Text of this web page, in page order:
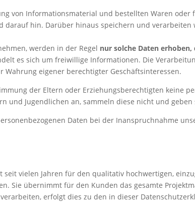
von Informationsmaterial und bestellten Waren
darauf hin. Darüber hinaus speichern und
werden in der Regel nur solche Daten
es sich um freiwillige Informationen. Die
Wahrung eigener berechtigter Geschäftsinteressen.
der Eltern oder Erziehungsberechtigten keine
und Jugendlichen an, sammeln diese nicht und
Daten bei der Inanspruchnahme
seit vielen Jahren für den qualitativ hochwertigen,
Sie übernimmt für den Kunden das gesamte
erfolgt dies zu den in dieser